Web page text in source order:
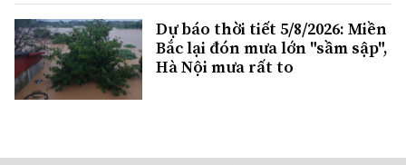
Dự báo thời tiết 5/8/2026: Miền
Bắc lại đón mưa lớn "sầm sập",
Hà Nội mưa rất to